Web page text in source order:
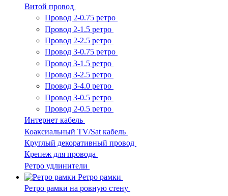
Витой провод
Провод 2-0.75 ретро
Провод 2-1.5 ретро
Провод 2-2.5 ретро
Провод 3-0.75 ретро
Провод 3-1.5 ретро
Провод 3-2.5 ретро
Провод 3-4.0 ретро
Провод 3-0.5 ретро
Провод 2-0.5 ретро
Интернет кабель
Коаксиальный TV/Sat кабель
Круглый декоративный провод
Крепеж для провода
Ретро удлинители
Ретро рамки
Ретро рамки на ровную стену